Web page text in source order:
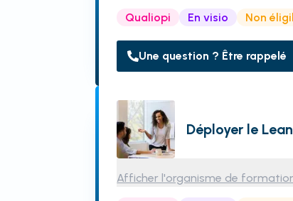
Qualiopi En visio Non
Une question ? Être rappelé
Déployer le
Afficher l'organisme de